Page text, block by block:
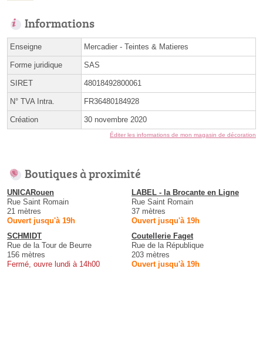
Informations
Enseigne Mercadier - Teintes & Matieres
Forme juridique SAS
SIRET 48018492800061
N° TVA Intra. FR36480184928
Création 30 novembre 2020
Éditer les informations de mon magasin de décoration
Boutiques à proximité
UNICARouen
Rue Saint Romain
21 mètres
Ouvert jusqu'à 19h
LABEL - la Brocante en Ligne
Rue Saint Romain
37 mètres
Ouvert jusqu'à 19h
SCHMIDT
Rue de la Tour de Beurre
156 mètres
Fermé, ouvre lundi à 14h00
Coutellerie Faget
Rue de la République
203 mètres
Ouvert jusqu'à 19h